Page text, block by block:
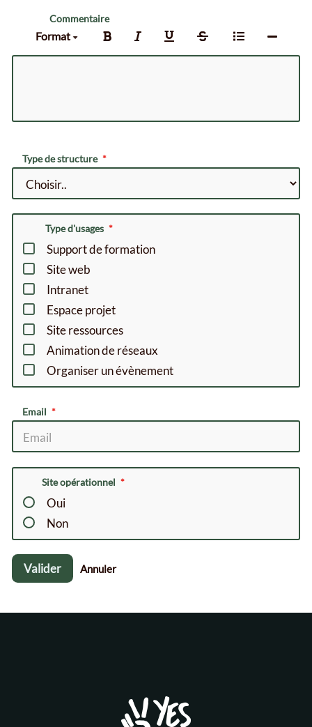
Commentaire
Format
Type de structure
Type d'usages
Support de formation
Site web
Intranet
Espace projet
Site ressources
Animation de réseaux
Organiser un évènement
Email
Site opérationnel
Oui
Non
Valider Annuler